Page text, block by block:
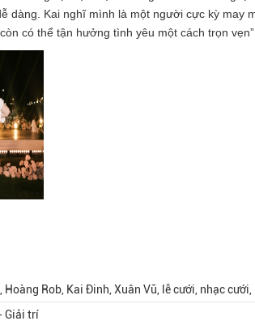
dàng. Kai nghĩ mình là một người cực kỳ may
có thể tận hưởng tình yêu một cách trọn vẹn”.
Hoàng Rob, Kai Đinh, Xuân Vũ, lễ cưới, nhạc
Giải trí